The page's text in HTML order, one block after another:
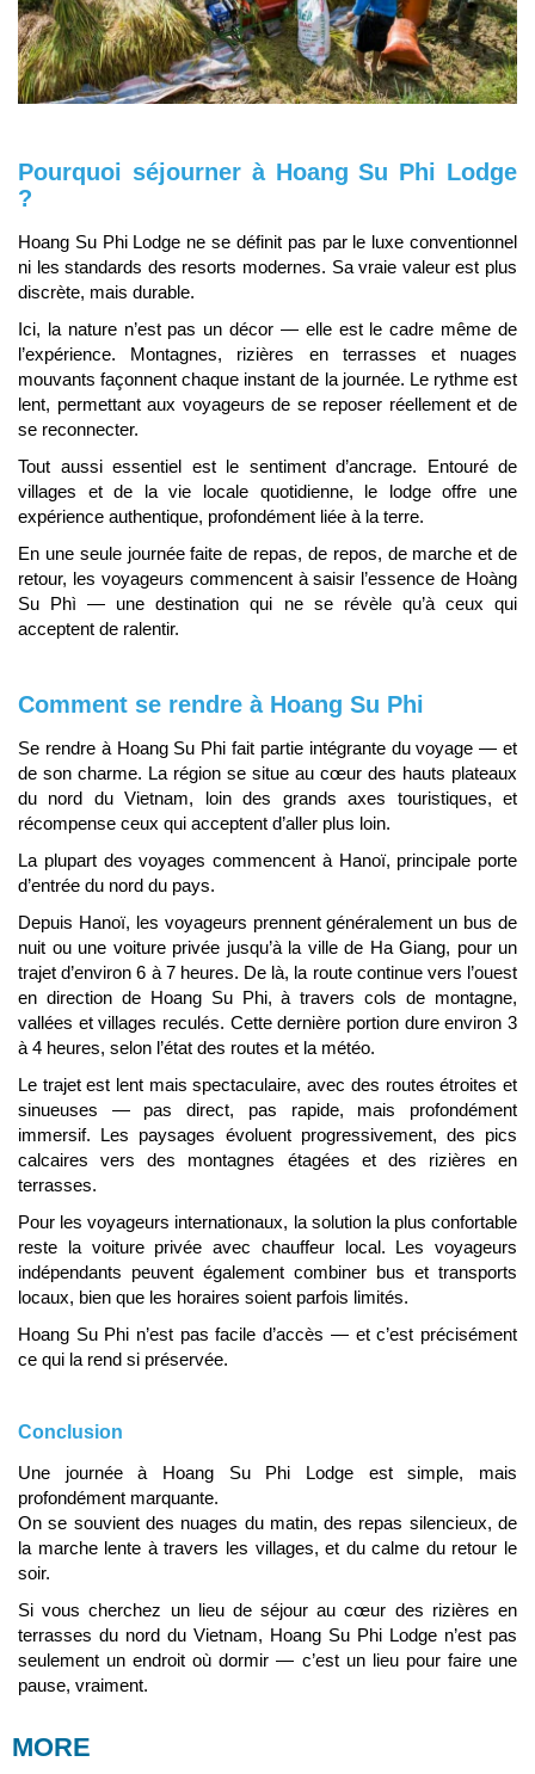
Pourquoi séjourner à Hoang Su Phi Lodge
?
Hoang Su Phi Lodge ne se définit pas par le luxe conventionnel
ni les standards des resorts modernes. Sa vraie valeur est plus
discrète, mais durable.
Ici, la nature n’est pas un décor — elle est le cadre même de
l’expérience. Montagnes, rizières en terrasses et nuages
mouvants façonnent chaque instant de la journée. Le rythme est
lent, permettant aux voyageurs de se reposer réellement et de
se reconnecter.
Tout aussi essentiel est le sentiment d’ancrage. Entouré de
villages et de la vie locale quotidienne, le lodge offre une
expérience authentique, profondément liée à la terre.
En une seule journée faite de repas, de repos, de marche et de
retour, les voyageurs commencent à saisir l’essence de Hoàng
Su Phì — une destination qui ne se révèle qu’à ceux qui
acceptent de ralentir.
Comment se rendre à Hoang Su Phi
Se rendre à Hoang Su Phi fait partie intégrante du voyage — et
de son charme. La région se situe au cœur des hauts plateaux
du nord du Vietnam, loin des grands axes touristiques, et
récompense ceux qui acceptent d’aller plus loin.
La plupart des voyages commencent à Hanoï, principale porte
d’entrée du nord du pays.
Depuis Hanoï, les voyageurs prennent généralement un bus de
nuit ou une voiture privée jusqu’à la ville de Ha Giang, pour un
trajet d’environ 6 à 7 heures. De là, la route continue vers l’ouest
en direction de Hoang Su Phi, à travers cols de montagne,
vallées et villages reculés. Cette dernière portion dure environ 3
à 4 heures, selon l’état des routes et la météo.
Le trajet est lent mais spectaculaire, avec des routes étroites et
sinueuses — pas direct, pas rapide, mais profondément
immersif. Les paysages évoluent progressivement, des pics
calcaires vers des montagnes étagées et des rizières en
terrasses.
Pour les voyageurs internationaux, la solution la plus confortable
reste la voiture privée avec chauffeur local. Les voyageurs
indépendants peuvent également combiner bus et transports
locaux, bien que les horaires soient parfois limités.
Hoang Su Phi n’est pas facile d’accès — et c’est précisément
ce qui la rend si préservée.
Conclusion
Une journée à Hoang Su Phi Lodge est simple, mais
profondément marquante.
On se souvient des nuages du matin, des repas silencieux, de
la marche lente à travers les villages, et du calme du retour le
soir.
Si vous cherchez un lieu de séjour au cœur des rizières en
terrasses du nord du Vietnam, Hoang Su Phi Lodge n’est pas
seulement un endroit où dormir — c’est un lieu pour faire une
pause, vraiment.
MORE